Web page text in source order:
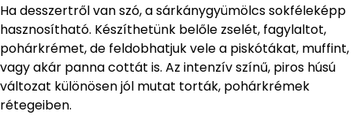
Ha desszertről van szó, a sárkánygyümölcs sokféleképp
hasznosítható. Készíthetünk belőle zselét, fagylaltot,
pohárkrémet, de feldobhatjuk vele a piskótákat, muffint,
vagy akár panna cottát is. Az intenzív színű, piros húsú
változat különösen jól mutat torták, pohárkrémek
rétegeiben.